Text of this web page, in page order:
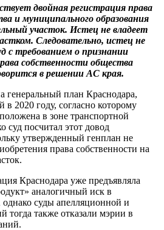
двойная регистрация права
и муниципального образования
участок. Истец не владеет
Следовательно, истец не
с требованием о признании
собственности общества
в решении АС края.
генеральный план Краснодара,
2020 году, согласно которому
в зоне транспортной
суд посчитал этот довод
утвержденный генплан не
права собственности на
Краснодара уже предъявляла
аналогичный иск в
суды апелляционной и
тогда также отказали мэрии в